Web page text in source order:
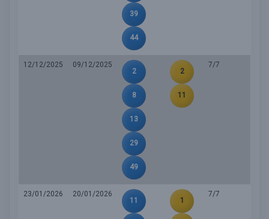
39
44
12/12/2025
09/12/2025
2
8
13
29
49
2
11
7/7
23/01/2026
20/01/2026
11
1
7/7